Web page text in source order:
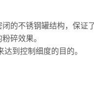
不锈钢罐结构，保证了
碎效果。
到控制细度的目的。